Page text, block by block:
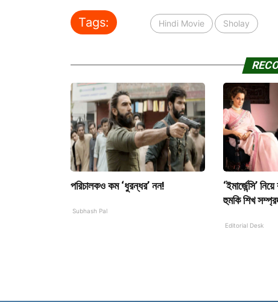
Tags: Hindi Movie Sholay
পরিচালকও কম ‘ধুরন্ধর’ নন!
Subhash Pal
‘ইমার্জেন্সি’
হুমকি শিখ
Editorial Desk